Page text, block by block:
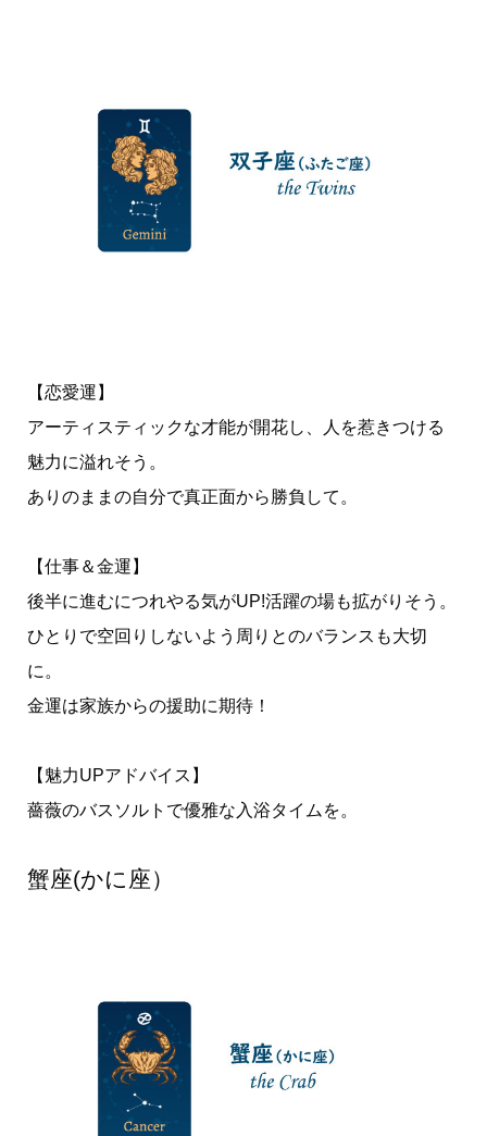
【恋愛運】
アーティスティックな才能が開花し、人を惹きつける
魅力に溢れそう。
ありのままの自分で真正面から勝負して。
【仕事＆金運】
後半に進むにつれやる気がUP!活躍の場も拡がりそう。
ひとりで空回りしないよう周りとのバランスも大切
に。
金運は家族からの援助に期待！
【魅力UPアドバイス】
薔薇のバスソルトで優雅な入浴タイムを。
蟹座(かに座）